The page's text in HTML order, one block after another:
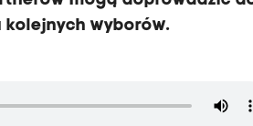
kolejnych wyborów.